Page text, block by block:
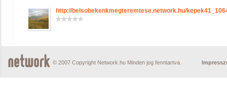
http://belsobekenkmegteremtese.network.hu/
© 2007 Copyright Network.hu Minden jog fenntartva.